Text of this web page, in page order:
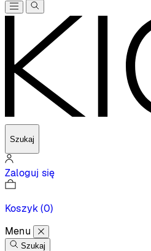
Szukaj
Zaloguj się
Koszyk(0)
Menu
Szukaj